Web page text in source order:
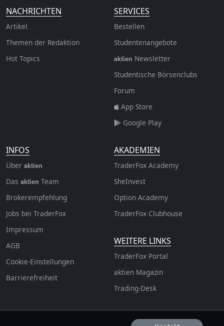
NACHRICHTEN
Artikel
Themen der Redaktion
Hot Topics
SERVICES
Bestellen
Studentenangebote
aktien Newsletter
Studentische Börsenclubs
Forum
App Store
Google Play
INFOS
Über aktien
Das aktien Team
Brokerempfehlung
Jobs bei TraderFox
Impressum
AGB
Cookie-Einstellungen
Barrierefreiheit
AKADEMIEN
TraderFox Academy
SheInvest
Option Academy
TraderFox Clubhouse
WEITERE LINKS
TraderFox Portal
aktien Magazin
Trading-Desk